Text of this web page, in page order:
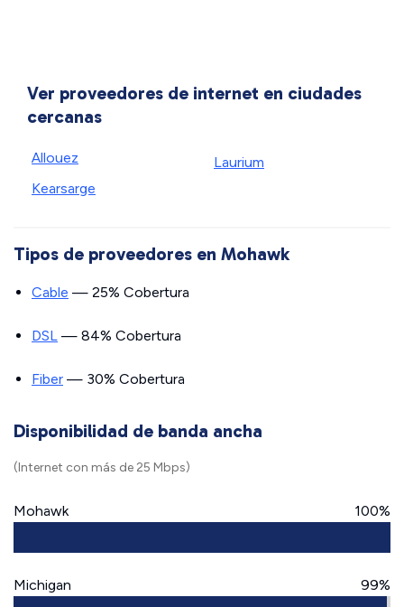
Ver proveedores de internet en ciudades
cercanas
Allouez
Kearsarge
Laurium
Tipos de proveedores en Mohawk
Cable — 25% Cobertura
DSL — 84% Cobertura
Fiber — 30% Cobertura
Disponibilidad de banda ancha
(Internet con más de 25 Mbps)
Mohawk 100%
Michigan 99%